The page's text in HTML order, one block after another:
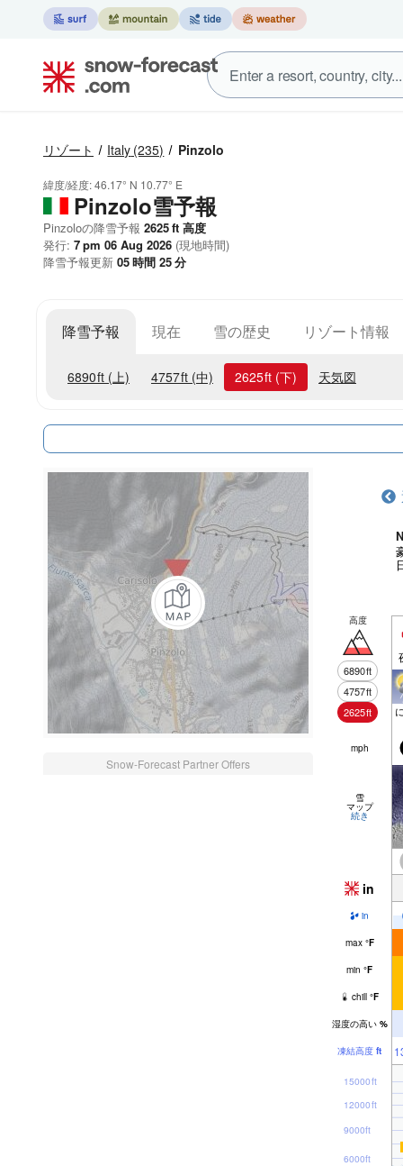
リゾート Italy (235) Pinzolo
緯度/経度:46.17° N 10.77° E
Pinzolo雪予報
Pinzoloの降雪予報 2625ft 高度
発行: 7 pm 06 Aug 2026 (現地時間)
降雪予報更新 05時間 25分
降雪予報 現在 雪の歴史 リゾート情報
6890ft (上) 4757ft (中) 2625ft (下) 天気図
Snow-Forecast Partner Offers
高度
6890ft
4757ft
2625ft
mph
雪
マップ
続き
in
in
max °F
min °F
chill °F
湿度の高い %
凍結高度 ft
6000ft
9000ft
12000ft
15000ft